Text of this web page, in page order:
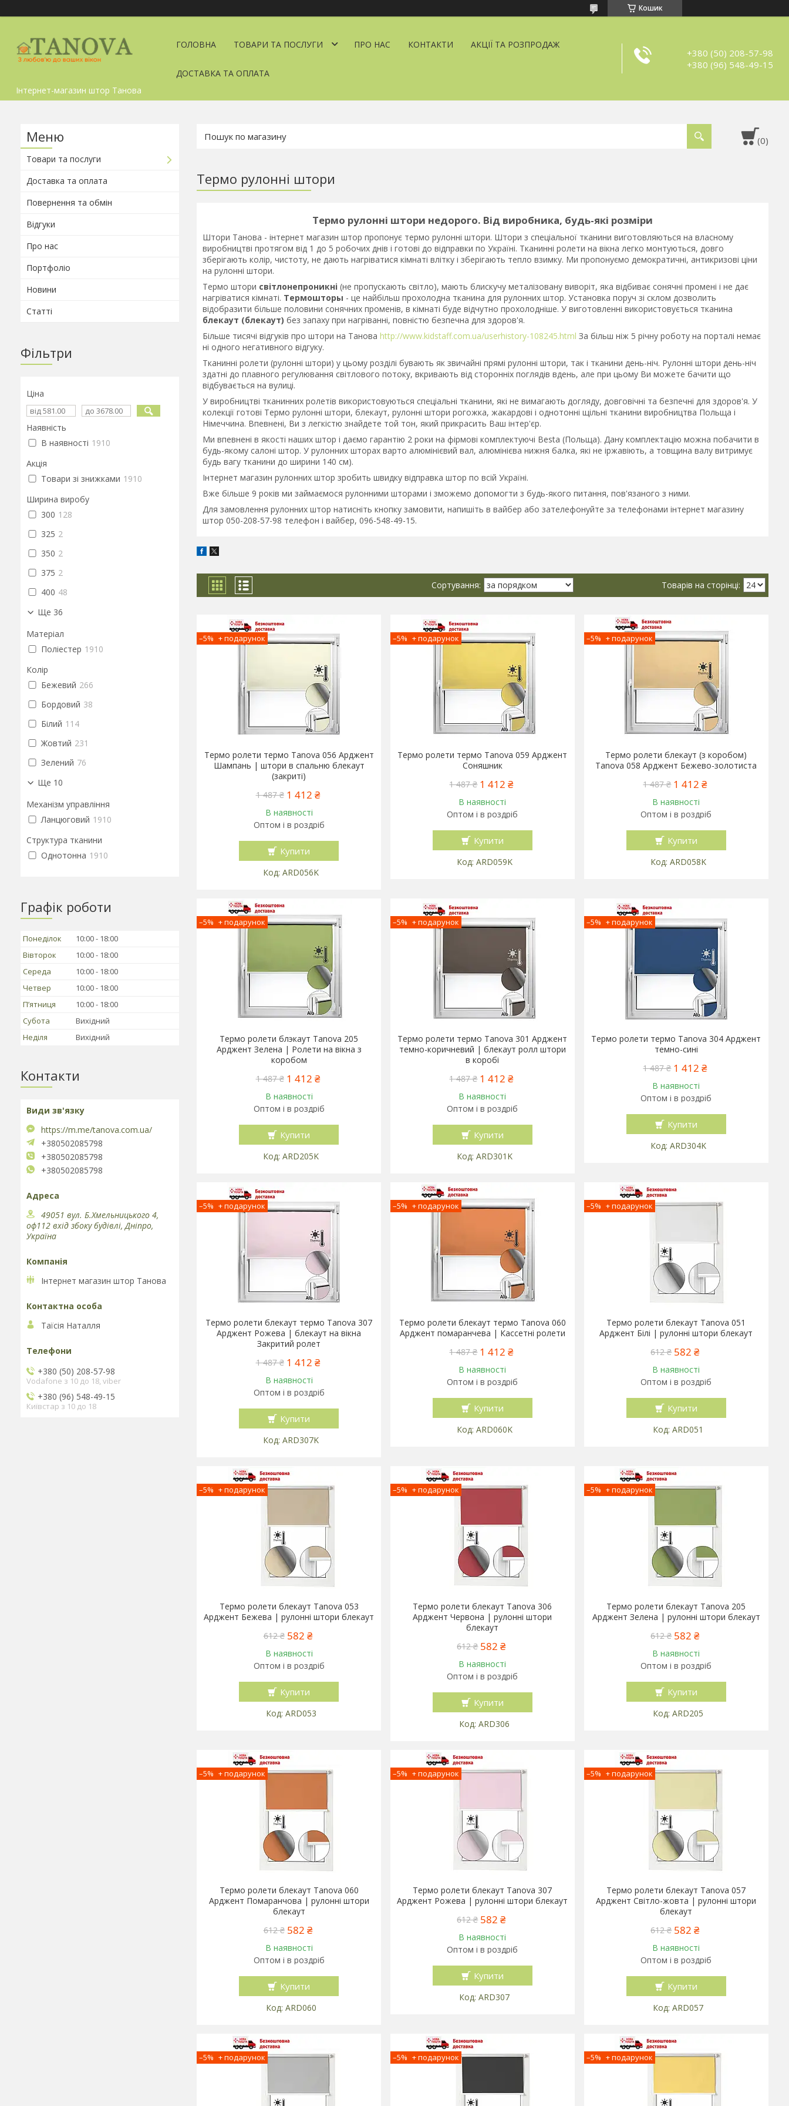
Кошик
Інтернет-магазин штор Танова
ГОЛОВНА ТОВАРИ ТА ПОСЛУГИ ПРО НАС КОНТАКТИ АКЦІЇ ТА РОЗПРОДАЖ
ДОСТАВКА ТА ОПЛАТА
+380 (50) 208-57-98
+380 (96) 548-49-15
Термо рулонні штори
Термо рулонні штори недорого. Від виробника, будь-які розміри
Штори Танова - інтернет магазин штор пропонує термо рулонні штори. Штори з спеціальної тканини виготовляються на власному
виробництві протягом від 1 до 5 робочих днів і готові до відправки по Україні. Тканинні ролети на вікна легко монтуються, довго
зберігають колір, чистоту, не дають нагріватися кімнаті влітку і зберігають тепло взимку. Ми пропонуємо демократичні, антикризові ціни
на рулонні штори.
Термо штори світлонепроникні (не пропускають світло), мають блискучу металізовану виворіт, яка відбиває сонячні промені і не дає
нагріватися кімнаті. Термошторы - це найбільш прохолодна тканина для рулонних штор. Установка поруч зі склом дозволить
відобразити більше половини сонячних променів, в кімнаті буде відчутно прохолодніше. У виготовленні використовується тканина
блекаут (блекаут) без запаху при нагріванні, повністю безпечна для здоров'я.
Більше тисячі відгуків про штори на Танова http://www.kidstaff.com.ua/userhistory-108245.html За більш ніж 5 річну роботу на порталі немає
ні одного негативного відгуку.
Тканинні ролети (рулонні штори) у цьому розділі бувають як звичайні прямі рулонні штори, так і тканини день-ніч. Рулонні штори день-ніч
здатні до плавного регулювання світлового потоку, вкривають від сторонніх поглядів вдень, але при цьому Ви можете бачити що
відбувається на вулиці.
У виробництві тканинних ролетів використовуються спеціальні тканини, які не вимагають догляду, довговічні та безпечні для здоров'я. У
колекції готові Термо рулонні штори, блекаут, рулонні штори рогожка, жакардові і однотонні щільні тканини виробництва Польща і
Німеччина. Впевнені, Ви з легкістю знайдете той тон, який прикрасить Ваш інтер'єр.
Ми впевнені в якості наших штор і даємо гарантію 2 роки на фірмові комплектуючі Besta (Польща). Дану комплектацію можна побачити в
будь-якому салоні штор. У рулонних шторах варто алюмінієвий вал, алюмінієва нижня балка, які не іржавіють, а товщина валу витримує
будь вагу тканини до ширини 140 см).
Інтернет магазин рулонних штор зробить швидку відправка штор по всій Україні.
Вже більше 9 років ми займаємося рулонними шторами і зможемо допомогти з будь-якого питання, пов'язаного з ними.
Для замовлення рулонних штор натисніть кнопку замовити, напишіть в вайбер або зателефонуйте за телефонами інтернет магазину
штор 050-208-57-98 телефон і вайбер, 096-548-49-15.
–5%
Термо ролети термо Tanova 056 Арджент
Шампань | штори в спальню блекаут
(закриті)
1 487 ₴ 1 412 ₴
В наявності
Оптом і в роздріб
Купити
ARD056K
–5%
Термо ролети термо Tanova 059 Арджент
Соняшник
1 487 ₴ 1 412 ₴
В наявності
Оптом і в роздріб
Купити
ARD059K
–5%
Термо ролети блекаут (з коробом)
Tanova 058 Арджент Бежево-золотиста
1 487 ₴ 1 412 ₴
В наявності
Оптом і в роздріб
Купити
ARD058K
–5%
Термо ролети блэкаут Tanova 205
Арджент Зелена | Ролети на вікна з
коробом
1 487 ₴ 1 412 ₴
В наявності
Оптом і в роздріб
Купити
ARD205K
–5%
Термо ролети термо Tanova 301 Арджент
темно-коричневий | блекаут ролл штори
в коробі
1 487 ₴ 1 412 ₴
В наявності
Оптом і в роздріб
Купити
ARD301K
–5%
Термо ролети термо Tanova 304 Арджент
темно-сині
1 487 ₴ 1 412 ₴
В наявності
Оптом і в роздріб
Купити
ARD304K
–5%
Термо ролети блекаут термо Tanova 307
Арджент Рожева | блекаут на вікна
Закритий ролет
1 487 ₴ 1 412 ₴
В наявності
Оптом і в роздріб
Купити
ARD307K
–5%
Термо ролети блекаут термо Tanova 060
Арджент помаранчева | Кассетні ролети
1 487 ₴ 1 412 ₴
В наявності
Оптом і в роздріб
Купити
ARD060K
–5%
Термо ролети блекаут Tanova 051
Арджент Білі | рулонні штори блекаут
612 ₴ 582 ₴
В наявності
Оптом і в роздріб
Купити
ARD051
–5%
Термо ролети блекаут Tanova 053
Арджент Бежева | рулонні штори блекаут
612 ₴ 582 ₴
В наявності
Оптом і в роздріб
Купити
ARD053
–5%
Термо ролети блекаут Tanova 306
Арджент Червона | рулонні штори
блекаут
612 ₴ 582 ₴
В наявності
Оптом і в роздріб
Купити
ARD306
–5%
Термо ролети блекаут Tanova 205
Арджент Зелена | рулонні штори блекаут
612 ₴ 582 ₴
В наявності
Оптом і в роздріб
Купити
ARD205
–5%
Термо ролети блекаут Tanova 060
Арджент Помаранчова | рулонні штори
блекаут
612 ₴ 582 ₴
В наявності
Оптом і в роздріб
Купити
ARD060
–5%
Термо ролети блекаут Tanova 307
Арджент Рожева | рулонні штори блекаут
612 ₴ 582 ₴
В наявності
Оптом і в роздріб
Купити
ARD307
–5%
Термо ролети блекаут Tanova 057
Арджент Світло-жовта | рулонні штори
блекаут
612 ₴ 582 ₴
В наявності
Оптом і в роздріб
Купити
ARD057
–5% –5% –5%
Товари та послуги
Доставка та оплата
Повернення та обмін
Відгуки
Про нас
Портфоліо
Новини
Статті
Фільтри
Ціна
Наявність
В наявності 1910
Акція
Товари зі знижками 1910
Ширина виробу
300 128
325 2
350 2
375 2
400 48
Ще 36
Матеріал
Поліестер 1910
Колір
Бежевий 266
Бордовий 38
Білий 114
Жовтий 231
Зелений 76
Ще 10
Механізм управління
Ланцюговий 1910
Структура тканини
Однотонна 1910
Графік роботи
Понеділок 10:00
18:00
Вівторок
10:00
18:00
Середа
10:00
18:00
Четвер
10:00
18:00
Пʼятниця
10:00
18:00
Субота
Вихідний
Неділя
Вихідний
Контакти
https://m.me/tanova.com.ua/
+380502085798
+380502085798
+380502085798
49051 вул. Б.Хмельницького 4,
оф112 вхід збоку будівлі, Дніпро,
Україна
Інтернет магазин штор Танова
Таїсія Наталля
+380 (50) 208-57-98
Vodafone з 10 до 18, viber
+380 (96) 548-49-15
Київстар з 10 до 18